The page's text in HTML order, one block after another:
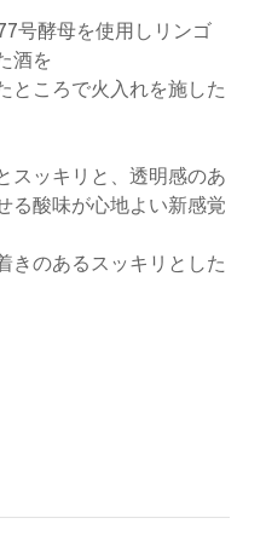
号酵母を使用しリンゴ
酒を
ところで火入れを施した
スッキリと、透明感のあ
る酸味が心地よい新感覚
きのあるスッキリとした